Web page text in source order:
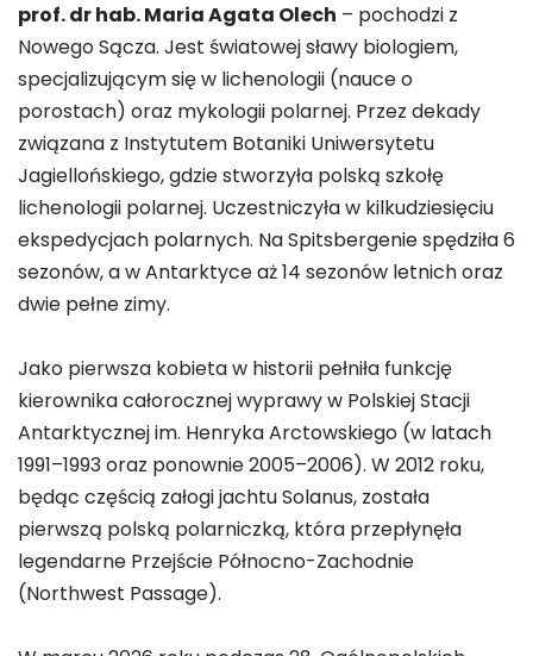
prof. dr hab. Maria Agata Olech – pochodzi z
Nowego Sącza. Jest światowej sławy biologiem,
specjalizującym się w lichenologii (nauce o
porostach) oraz mykologii polarnej. Przez dekady
związana z Instytutem Botaniki Uniwersytetu
Jagiellońskiego, gdzie stworzyła polską szkołę
lichenologii polarnej. Uczestniczyła w kilkudziesięciu
ekspedycjach polarnych. Na Spitsbergenie spędziła 6
sezonów, a w Antarktyce aż 14 sezonów letnich oraz
dwie pełne zimy.
Jako pierwsza kobieta w historii pełniła funkcję
kierownika całorocznej wyprawy w Polskiej Stacji
Antarktycznej im. Henryka Arctowskiego (w latach
1991–1993 oraz ponownie 2005–2006). W 2012 roku,
będąc częścią załogi jachtu Solanus, została
pierwszą polską polarniczką, która przepłynęła
legendarne Przejście Północno-Zachodnie
(Northwest Passage).